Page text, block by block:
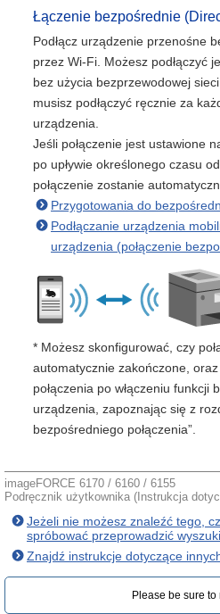
Łączenie bezpośrednie
Podłącz urządzenie przenośne
przez Wi-Fi. Możesz podłączyć
bez użycia bezprzewodowej
musisz podłączyć ręcznie za
urządzenia.
Jeśli połączenie jest ustawione
po upływie określonego czasu
połączenie zostanie
Przygotowania do
Podłączanie urządzenia
urządzenia (połączenie
* Możesz skonfigurować, czy
automatycznie zakończone,
połączenia po włączeniu funkcji
urządzenia, zapoznając się z
bezpośredniego połączenia”.
imageFORCE 6170 / 6160 / 6155
Podręcznik użytkownika (Instrukcja
Jeżeli nie możesz znaleźć tego,
spróbować przeprowadzić
Znajdź instrukcje dotyczące
Please be sure to